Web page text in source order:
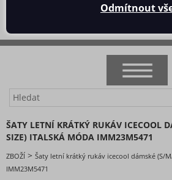
NOVINKY
AKCE
DOPORUČENÉ
BESTSELLERY
ŠATY LETNÍ KRÁTKÝ RUKÁV ICECOOL
SIZE) ITALSKÁ MÓDA IMM23M5471
ZBOŽÍ > Šaty letní krátký rukáv icecool dámské (S/M/
IMM23M5471
Odmítnout